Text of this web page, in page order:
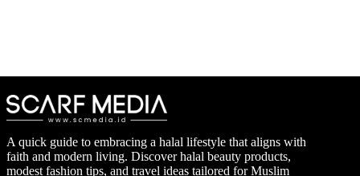
A quick guide to embracing a halal lifestyle that aligns with
faith and modern living. Discover halal beauty products,
modest fashion tips, and travel ideas tailored for Muslim